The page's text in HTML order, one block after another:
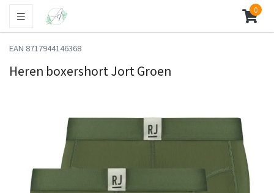
0
EAN 8717944146368
Heren boxershort Jort Groen